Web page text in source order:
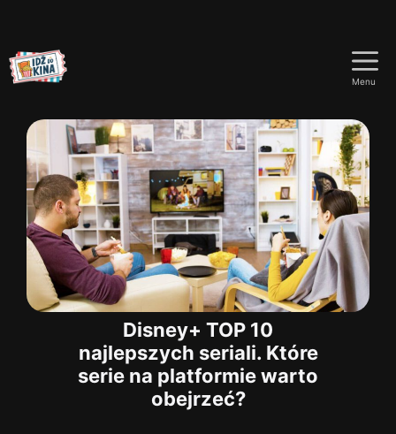
do
treści
Menu
Disney+ TOP 10
najlepszych seriali. Które
serie na platformie warto
obejrzeć?